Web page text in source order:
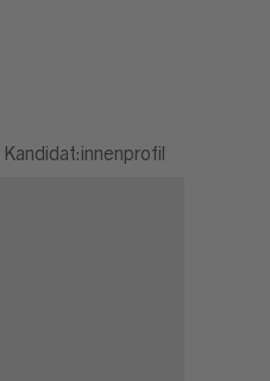
Kandidat:innenprofil